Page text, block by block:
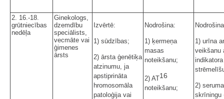
2. 16.-18.
grūtniecības
nedēļa
Ginekologs,
dzemdību
speciālists,
vecmāte vai
ģimenes
ārsts
Izvērtē:
1) sūdzības;
2) ārsta ģenētiķa
atzinumu, ja
apstiprināta
hromosomāla
patoloģija vai
Nodrošina:
1) ķermeņa
masas
noteikšanu;
2) AT16
noteikšanu;
1) urīna
veikšanu
indikatora
2) seruma
skrīningu